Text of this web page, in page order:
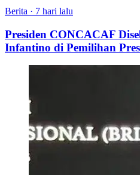
Berita · 7 hari lalu
Presiden CONCACAF
Infantino di Pemilihan